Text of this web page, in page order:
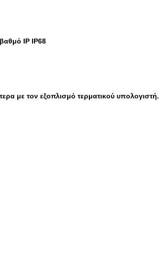
IP IP68
με τον εξοπλισμό τερματικού υπολογιστή.